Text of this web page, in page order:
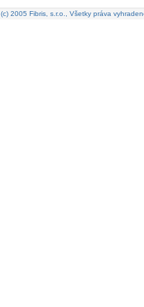
(c) 2005 Fibris, s.r.o., Všetky práva